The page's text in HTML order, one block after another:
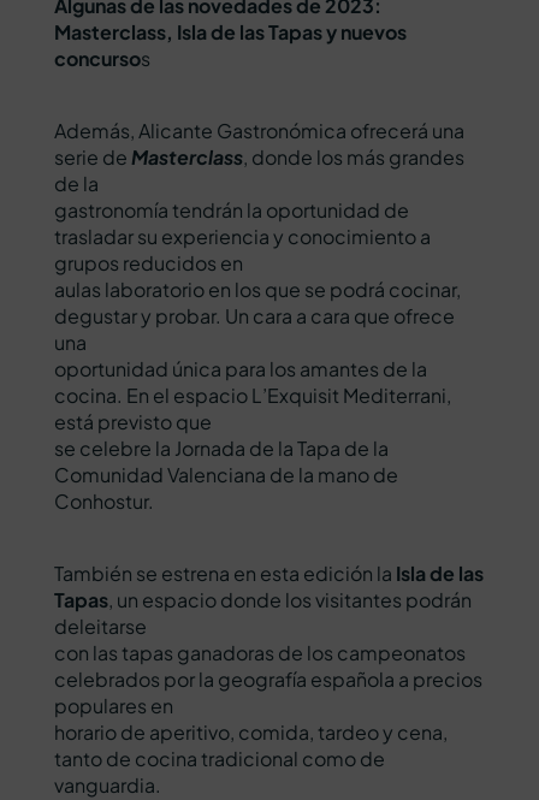
Algunas de las novedades de 2023:
Masterclass, Isla de las Tapas y nuevos
concursos
Además, Alicante Gastronómica ofrecerá una
serie deMasterclass, donde los más grandes
de la
gastronomía tendrán la oportunidad de
trasladar su experiencia y conocimiento a
grupos reducidos en
aulas laboratorio en los que se podrá cocinar,
degustar y probar. Un cara a cara que ofrece
una
oportunidad única para los amantes de la
cocina. En el espacio L’Exquisit Mediterrani,
está previsto que
se celebre la Jornada de la Tapa de la
Comunidad Valenciana de la mano de
Conhostur.
También se estrena en esta edición la Isla de las
Tapas, un espacio donde los visitantes podrán
deleitarse
con las tapas ganadoras de los campeonatos
celebrados por la geografía española a precios
populares en
horario de aperitivo, comida, tardeo y cena,
tanto de cocina tradicional como de
vanguardia.